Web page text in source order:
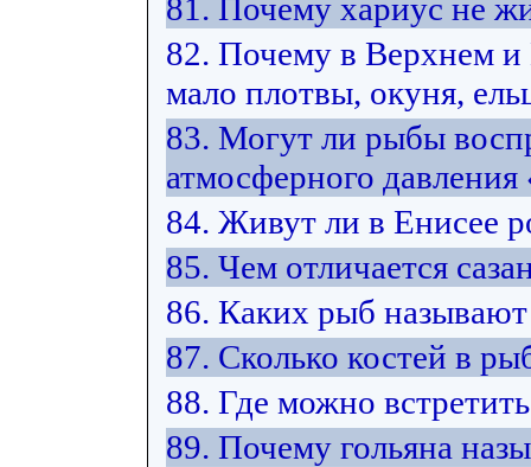
81. Почему хариус не
82. Почему в Верхнем
мало плотвы, окуня,
83. Могут ли рыбы
атмосферного
84. Живут ли в Енисее
85. Чем отличается
86. Каких рыб
87. Сколько костей в
88. Где можно
89. Почему гольяна